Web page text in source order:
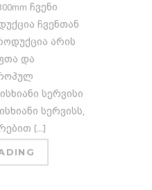
ჩვენი
ჩვენთან
არის
და
სერვისი
სერვისს,
[...]